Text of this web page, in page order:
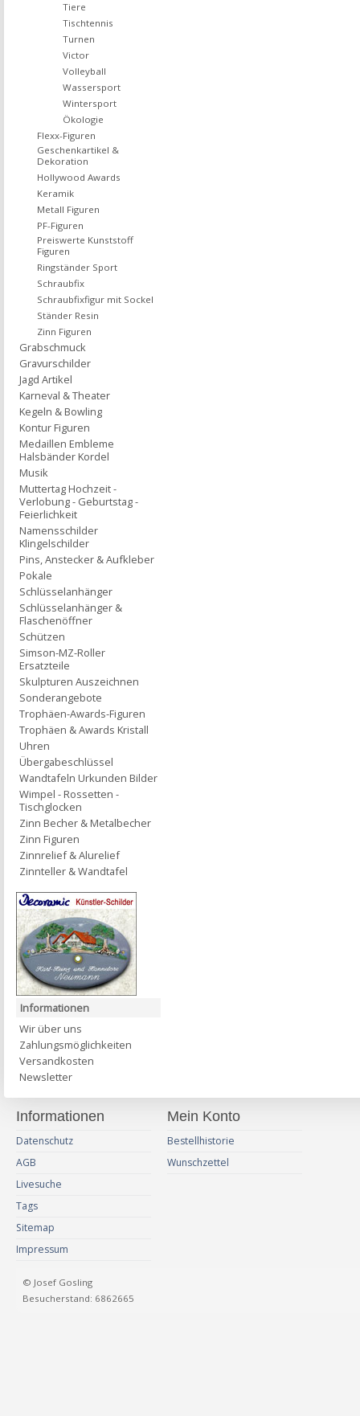
Tiere
Tischtennis
Turnen
Victor
Volleyball
Wassersport
Wintersport
Ökologie
Flexx-Figuren
Geschenkartikel &
Dekoration
Hollywood Awards
Keramik
Metall Figuren
PF-Figuren
Preiswerte Kunststoff
Figuren
Ringständer Sport
Schraubfix
Schraubfixfigur mit Sockel
Ständer Resin
Zinn Figuren
Grabschmuck
Gravurschilder
Jagd Artikel
Karneval & Theater
Kegeln & Bowling
Kontur Figuren
Medaillen Embleme
Halsbänder Kordel
Musik
Muttertag Hochzeit -
Verlobung - Geburtstag -
Feierlichkeit
Namensschilder
Klingelschilder
Pins, Anstecker & Aufkleber
Pokale
Schlüsselanhänger
Schlüsselanhänger &
Flaschenöffner
Schützen
Simson-MZ-Roller
Ersatzteile
Skulpturen Auszeichnen
Sonderangebote
Trophäen-Awards-Figuren
Trophäen & Awards Kristall
Uhren
Übergabeschlüssel
Wandtafeln Urkunden Bilder
Wimpel - Rossetten -
Tischglocken
Zinn Becher & Metalbecher
Zinn Figuren
Zinnrelief & Alurelief
Zinnteller & Wandtafel
Informationen
Wir über uns
Zahlungsmöglichkeiten
Versandkosten
Newsletter
Informationen
Datenschutz
AGB
Livesuche
Tags
Sitemap
Impressum
Mein Konto
Bestellhistorie
Wunschzettel
© Josef Gosling
Besucherstand: 6862665